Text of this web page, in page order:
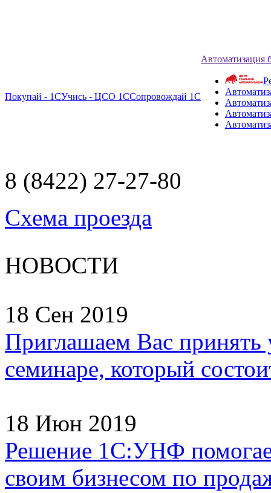
Покупай - 1СУчись - ЦСО 1ССопровождай 1С
Автоматизация
8 (8422) 27-27-80
Схема проезда
НОВОСТИ
18 Сен 2019
Приглашаем Вас принять
семинаре, который
18 Июн 2019
Решение 1С:УНФ
своим бизнесом по